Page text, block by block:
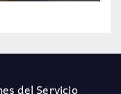
del Servicio